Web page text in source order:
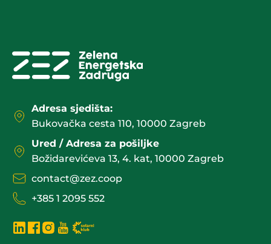
Adresa sjedišta:
Bukovačka cesta 110, 10000 Zagreb
Ured / Adresa za pošiljke
Božidarevićeva 13, 4. kat, 10000 Zagreb
contact@zez.coop
+385 1 2095 552